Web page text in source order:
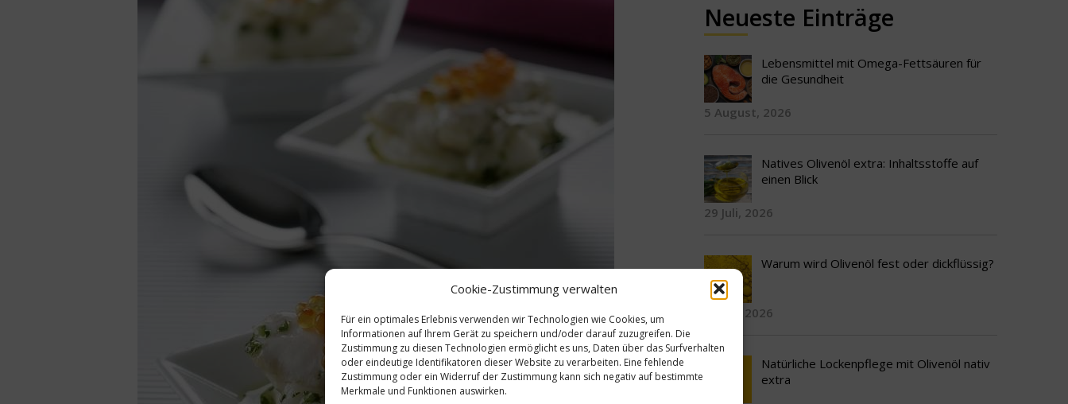
Cookie-Zustimmung verwalten
Für ein optimales Erlebnis verwenden wir Technologien wie Cookies, um
Informationen auf Ihrem Gerät zu speichern und/oder darauf zuzugreifen. Die
Zustimmung zu diesen Technologien ermöglicht es uns, Daten über das Surfverhalten
oder eindeutige Identifikatoren dieser Website zu verarbeiten. Eine fehlende
Zustimmung oder ein Widerruf der Zustimmung kann sich negativ auf bestimmte
Merkmale und Funktionen auswirken.
Neueste Einträge
Lebensmittel mit Omega-Fettsäuren für
die Gesundheit
5 August, 2026
Natives Olivenöl extra: Inhaltsstoffe auf
einen Blick
29 Juli, 2026
Warum wird Olivenöl fest oder dickflüssig?
23 Juli, 2026
Natürliche Lockenpflege mit Olivenöl nativ
extra